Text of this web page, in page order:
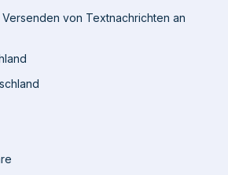
von Textnachrichten an